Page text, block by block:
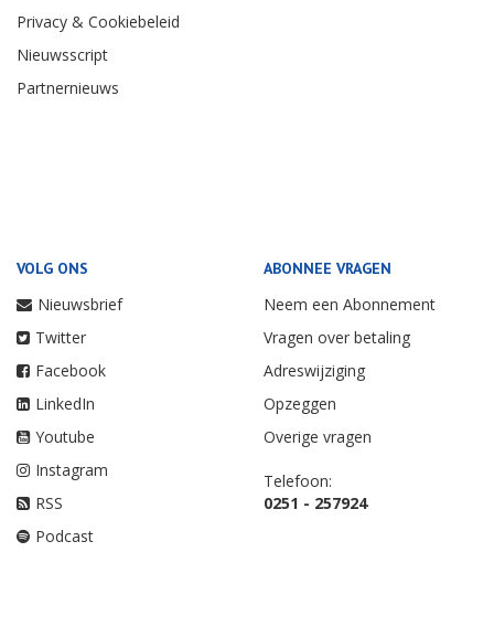
Privacy & Cookiebeleid
Nieuwsscript
Partnernieuws
VOLG ONS
Nieuwsbrief
Twitter
Facebook
LinkedIn
Youtube
Instagram
RSS
Podcast
ABONNEE VRAGEN
Neem een Abonnement
Vragen over betaling
Adreswijziging
Opzeggen
Overige vragen
Telefoon:
0251 - 257924